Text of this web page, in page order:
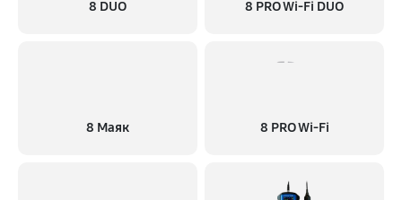
8 DUO 8 PRO Wi-Fi DUO
8 Маяк 8 PRO Wi-Fi